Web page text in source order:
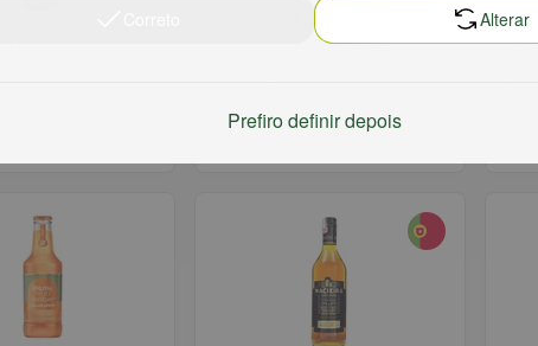
Aperitivo Negroni Clássico
Indisponível
Alterar
Prefiro definir depois